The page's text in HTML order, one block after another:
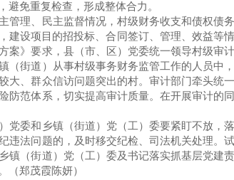
免重复检查，形成整体合力。
管理、民主监督情况，村级财务收支和债权债
设项目的招投标、合同签订、管理、效益等
案》要求，县（市、区）党委统一领导村级审
（街道）从事村级事务财务监管工作的人员中
、群众信访问题突出的村。审计部门牵头统
防范体系，切实提高审计质量。在开展审计的
党委和乡镇（街道）党（工）委要紧盯不放，
违法问题的，及时移交纪检、司法机关处理。
（街道）党（工）委及书记落实抓基层党建
（郑茂霞陈妍）